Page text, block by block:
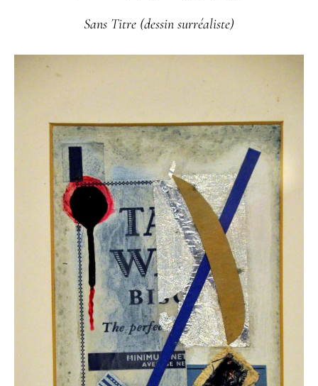
Sans Titre (dessin surréaliste)